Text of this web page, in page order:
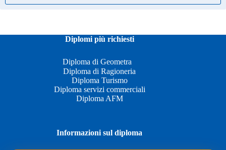
Diplomi più richiesti
Diploma di Geometra
Diploma di Ragioneria
Diploma Turismo
Diploma servizi commerciali
Diploma AFM
Informazioni sul diploma